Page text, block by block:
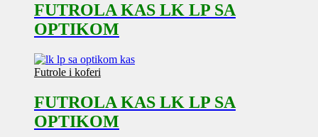
FUTROLA KAS LK LP SA
OPTIKOM
Futrole i koferi
FUTROLA KAS LK LP SA
OPTIKOM